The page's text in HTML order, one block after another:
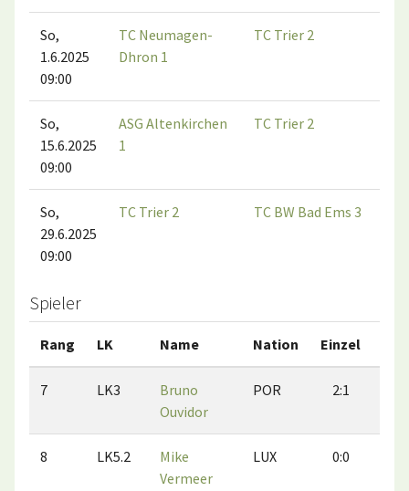
So,
1.6.2025
09:00
TC Neumagen-
Dhron 1
TC Trier 2
So,
15.6.2025
09:00
ASG Altenkirchen
1
TC Trier 2
So,
29.6.2025
09:00
TC Trier 2 TC BW Bad Ems 3
Spieler
Rang LK Name Nation Einzel
7 LK3
Bruno
Ouvidor
POR 2:1
8 LK5.2
Mike
Vermeer
LUX 0:0